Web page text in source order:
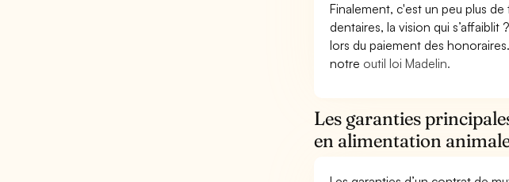
Finalement, c'est un peu plus
dentaires, la vision qui
lors du paiement des
notre outil loi Madelin.
Les garanties
en alimentation